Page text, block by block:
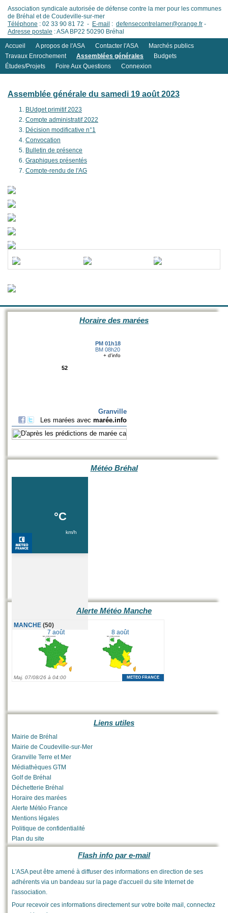
Association syndicale autorisée de défense contre la mer pour les communes
de Bréhal et de Coudeville-sur-mer
Téléphone : 02 33 90 81 72 - E-mail : defensecontrelamer@orange.fr -
Adresse postale : ASA BP22 50290 Bréhal
Accueil
A propos de l'ASA Contacter l'ASA
Marchés publics
Travaux Enrochement
Assemblées générales
Budgets
Études/Projets
Foire Aux Questions Connexion
Assemblée générale du samedi 19 août 2023
BUdget primitif 2023
Compte administratif 2022
Décision modificative n°1
Convocation
Bulletin de présence
Graphiques présentés
Compte-rendu de l'AG
Horaire des marées
Météo Bréhal
Alerte Météo Manche
Liens utiles
Mairie de Bréhal
Mairie de Coudeville-sur-Mer
Granville Terre et Mer
Médiathèques GTM
Golf de Bréhal
Déchetterie Bréhal
Horaire des marées
Alerte Météo France
Mentions légales
Politique de confidentialité
Plan du site
Flash info par e-mail
L'ASA peut être amené à diffuser des informations en direction de ses
adhérents via un bandeau sur la page d'accueil du site Internet de
l'association.
Pour recevoir ces informations directement sur votre boite mail, connectez